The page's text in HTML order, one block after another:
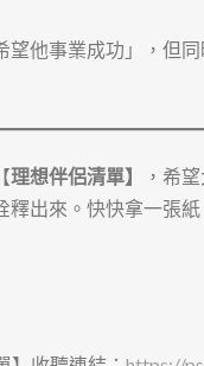
望他事業成功」，但
理想伴侶清單】
，希
釋出來。快快拿一張